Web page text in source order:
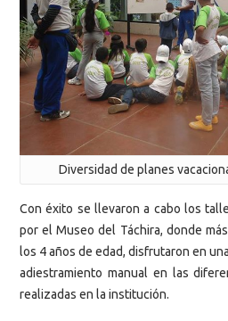
Diversidad de planes
Con éxito se llevaron a cabo los
por el Museo del Táchira, donde
los 4 años de edad, disfrutaron en
adiestramiento manual en las
realizadas en la institución.